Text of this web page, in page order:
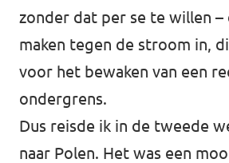
zonder dat per se te willen –
maken tegen de stroom in,
voor het bewaken van een
ondergrens.
Dus reisde ik in de tweede
naar Polen. Het was een